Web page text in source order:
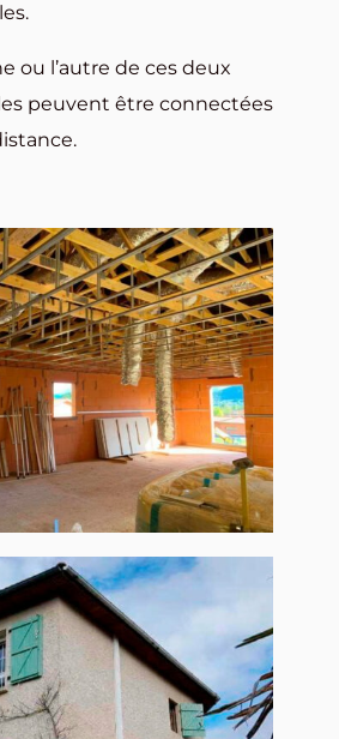
ou l’autre de ces deux
peuvent être connectées